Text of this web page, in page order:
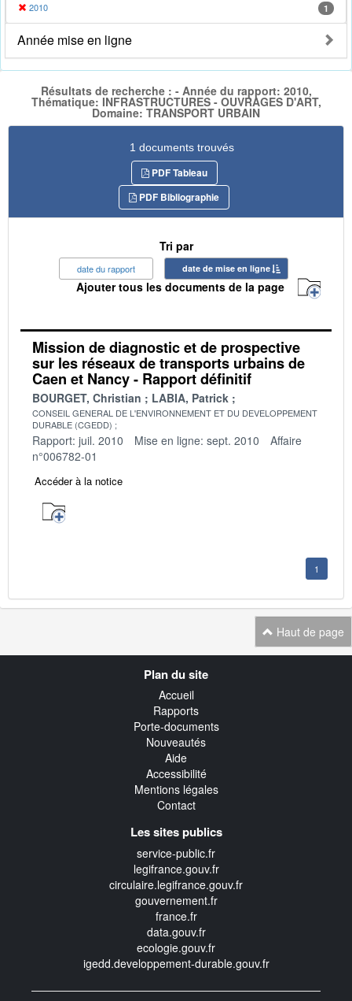
2010 1
Année mise en ligne
Résultats de recherche : - Année du rapport: 2010,
Thématique: INFRASTRUCTURES - OUVRAGES D'ART,
Domaine: TRANSPORT URBAIN
1 documents trouvés
PDF Tableau
PDF Bibliographie
Tri par
date du rapport date de mise en ligne
Ajouter tous les documents de la page
Mission de diagnostic et de prospective
sur les réseaux de transports urbains de
Caen et Nancy - Rapport définitif
BOURGET, Christian LABIA, Patrick
CONSEIL GENERAL DE L'ENVIRONNEMENT ET DU DEVELOPPEMENT
DURABLE (CGEDD)
Rapport: juil. 2010 Mise en ligne: sept. 2010
Affaire
n°006782-01
Accéder à la notice
1
Haut de page
Plan du site
Accueil
Rapports
Porte-documents
Nouveautés
Aide
Accessibilité
Mentions légales
Contact
Les sites publics
service-public.fr
legifrance.gouv.fr
circulaire.legifrance.gouv.fr
gouvernement.fr
france.fr
data.gouv.fr
ecologie.gouv.fr
igedd.developpement-durable.gouv.fr